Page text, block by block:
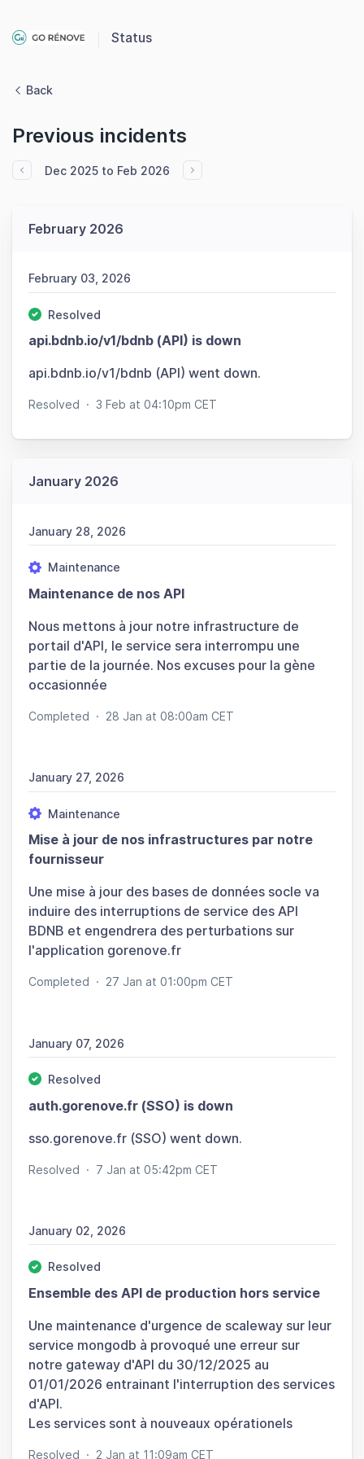
Status
Back
Previous incidents
Dec 2025 to Feb 2026
February 2026
February 03, 2026
Resolved
api.bdnb.io/v1/bdnb (API) is down
api.bdnb.io/v1/bdnb (API) went down.
Resolved · 3 Feb at 04:10pm CET
January 2026
January 28, 2026
Maintenance
Maintenance de nos API
Nous mettons à jour notre infrastructure de
portail d'API, le service sera interrompu une
partie de la journée. Nos excuses pour la gène
occasionnée
Completed · 28 Jan at 08:00am CET
January 27, 2026
Maintenance
Mise à jour de nos infrastructures par notre
fournisseur
Une mise à jour des bases de données socle va
induire des interruptions de service des API
BDNB et engendrera des perturbations sur
l'application gorenove.fr
Completed · 27 Jan at 01:00pm CET
January 07, 2026
Resolved
auth.gorenove.fr (SSO) is down
sso.gorenove.fr (SSO) went down.
Resolved · 7 Jan at 05:42pm CET
January 02, 2026
Resolved
Ensemble des API de production hors service
Une maintenance d'urgence de scaleway sur leur
service mongodb à provoqué une erreur sur
notre gateway d'API du 30/12/2025 au
01/01/2026 entrainant l'interruption des services
d'API.
Les services sont à nouveaux opérationels
Resolved · 2 Jan at 11:09am CET